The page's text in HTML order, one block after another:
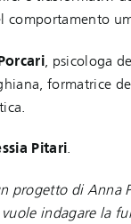
comportamento
, psicologa
formatrice
Pitari.
progetto di Anna
vuole indagare la